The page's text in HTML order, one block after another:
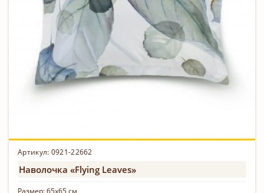
Артикул: 0921-22662
Наволочка «Flying Leaves»
Размер:65х65 см